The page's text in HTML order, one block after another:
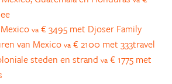
va € 3495 met Djoser Family
van Mexico va € 2100 met 333travel
steden en strand va € 1775 met